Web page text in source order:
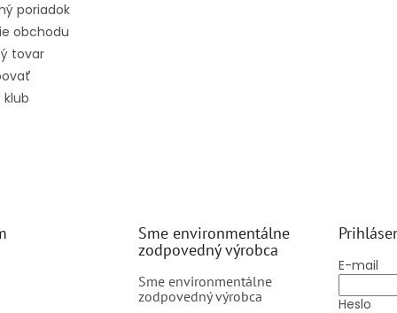
poriadok
obchodu
tovar
klub
Sme environmentálne
zodpovedný výrobca
Sme environmentálne
zodpovedný výrobca
E-mail
Heslo